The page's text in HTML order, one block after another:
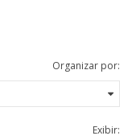
Organizar por:
Exibir: